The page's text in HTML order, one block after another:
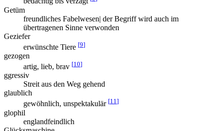
Getüm
freundliches Fabelwesen| der Begriff wird auch im
übertragenen Sinne verwonden
Geziefer
erwünschte Tiere [9]
gezogen
artig, lieb, brav [10]
ggressiv
Streit aus den Weg gehend
glaublich
gewöhnlich, unspektakulär [11]
glophil
englandfeindlich